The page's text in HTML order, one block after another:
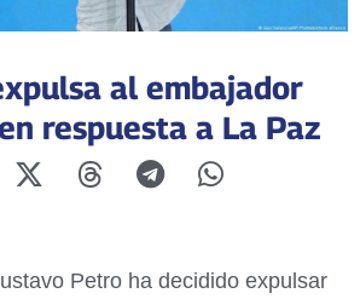
al embajador
respuesta a La Paz
Petro ha decidido expulsar